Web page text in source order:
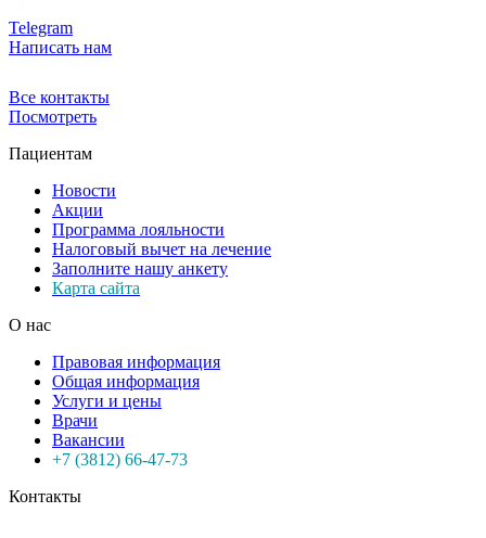
Telegram
Написать нам
Все контакты
Посмотреть
Пациентам
Новости
Акции
Программа лояльности
Налоговый вычет на лечение
Заполните нашу анкету
Карта сайта
О нас
Правовая информация
Общая информация
Услуги и цены
Врачи
Вакансии
+7 (3812) 66-47-73
Контакты